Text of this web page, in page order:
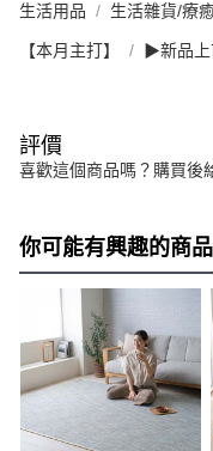
生活用品 生活雜貨/療
【本月主打】 ▶新品上
評價
喜歡這個商品嗎？購買後
你可能有興趣的商品